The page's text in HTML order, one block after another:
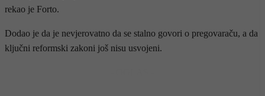
rekao je Forto.
Dodao je da je nevjerovatno da se stalno govori o pregovaraču, a da
ključni reformski zakoni još nisu usvojeni.